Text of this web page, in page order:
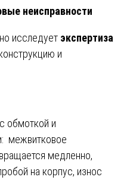
неисправности
исследует экспертиза
и
обмоткой и
межвитковое
медленно,
на корпус, износ